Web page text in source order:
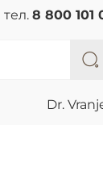
тел. 8 800 101
Dr.